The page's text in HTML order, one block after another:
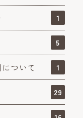
1
5
ついて 1
29